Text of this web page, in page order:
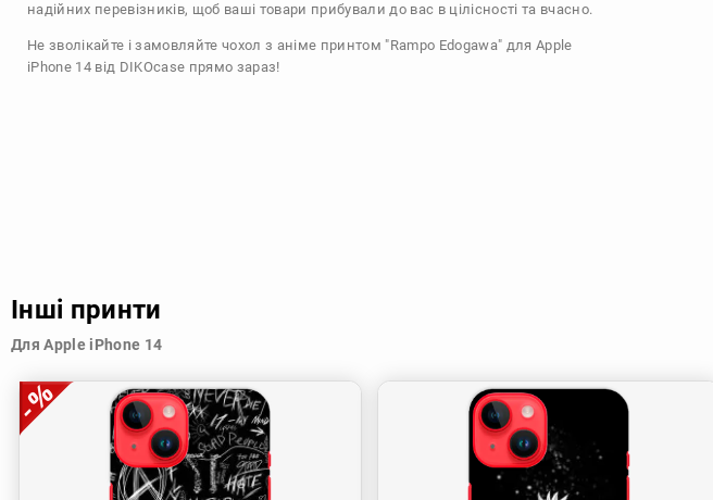
надійних перевізників, щоб ваші товари прибували до вас в цілісності та вчасно.
Не зволікайте і замовляйте чохол з аніме принтом "Rampo Edogawa" для Apple
iPhone 14 від DIKOcase прямо зараз!
Інші принти
Для Apple iPhone 14